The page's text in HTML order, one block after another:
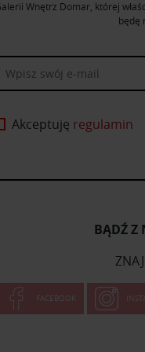
Wnętrz Domar, której
będę
Akceptuję regulamin
BĄDŹ Z
FACEBOOK